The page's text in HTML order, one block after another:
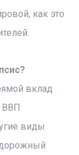
как это
вклад
ВВП
виды